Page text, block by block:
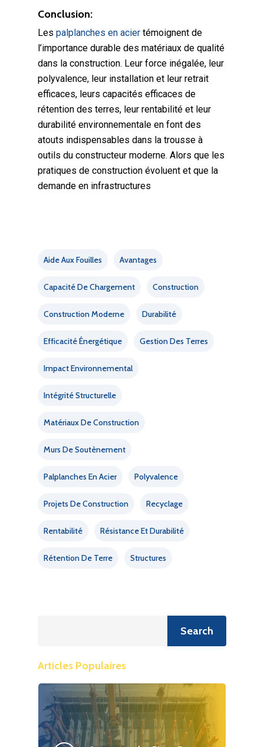
Conclusion:
Les palplanches en acier témoignent de
l’importance durable des matériaux de qualité
dans la construction. Leur force inégalée, leur
polyvalence, leur installation et leur retrait
efficaces, leurs capacités efficaces de
rétention des terres, leur rentabilité et leur
durabilité environnementale en font des
atouts indispensables dans la trousse à
outils du constructeur moderne. Alors que les
pratiques de construction évoluent et que la
demande en infrastructures
Aide Aux Fouilles Avantages
Capacité De Chargement Construction
Construction Moderne Durabilité
Efficacité Énergétique Gestion Des Terres
Impact Environnemental
Intégrité Structurelle
Matériaux De Construction
Murs De Soutènement
Palplanches En Acier Polyvalence
Projets De Construction Recyclage
Rentabilité Résistance Et Durabilité
Rétention De Terre Structures
Search
Articles Populaires